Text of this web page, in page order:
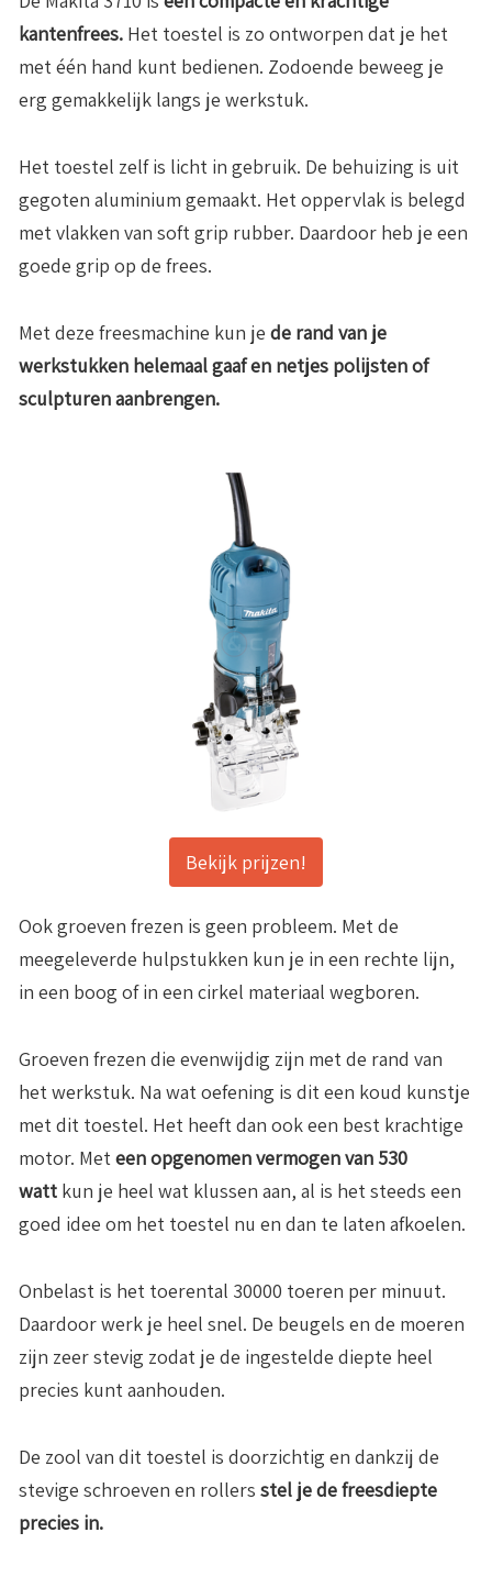
kantenfrees. Het toestel is zo ontworpen dat je het
met één hand kunt bedienen. Zodoende beweeg je
erg gemakkelijk langs je werkstuk.
Het toestel zelf is licht in gebruik. De behuizing is uit
gegoten aluminium gemaakt. Het oppervlak is belegd
met vlakken van soft grip rubber. Daardoor heb je een
goede grip op de frees.
Met deze freesmachine kun je de rand van je
werkstukken helemaal gaaf en netjes polijsten of
sculpturen aanbrengen.
Bekijk prijzen!
Ook groeven frezen is geen probleem. Met de
meegeleverde hulpstukken kun je in een rechte lijn,
in een boog of in een cirkel materiaal wegboren.
Groeven frezen die evenwijdig zijn met de rand van
het werkstuk. Na wat oefening is dit een koud kunstje
met dit toestel. Het heeft dan ook een best krachtige
motor. Meteen opgenomen vermogen van 530
watt kun je heel wat klussen aan, al is het steeds een
goed idee om het toestel nu en dan te laten afkoelen.
Onbelast is het toerental 30000 toeren per minuut.
Daardoor werk je heel snel. De beugels en de moeren
zijn zeer stevig zodat je de ingestelde diepte heel
precies kunt aanhouden.
De zool van dit toestel is doorzichtig en dankzij de
stevige schroeven en rollers stel je de freesdiepte
precies in.